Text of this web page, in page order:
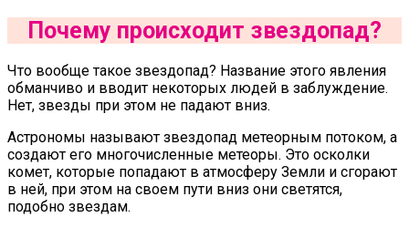
Почему происходит звездопад?
Что вообще такое звездопад? Название этого явления
обманчиво и вводит некоторых людей в заблуждение.
Нет, звезды при этом не падают вниз.
Астрономы называют звездопад метеорным потоком, а
создают его многочисленные метеоры. Это осколки
комет, которые попадают в атмосферу Земли и сгорают
в ней, при этом на своем пути вниз они светятся,
подобно звездам.